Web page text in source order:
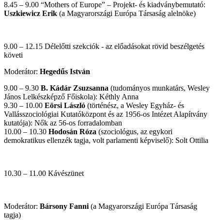
8.45 – 9.00 “Mothers of Europe” – Projekt- és kiadványbemutató:
Uszkiewicz Erik (a Magyarországi Európa Társaság alelnöke)
9.00 – 12.15 Délelőtti szekciók - az előadásokat rövid beszélgetés
követi
Moderátor: Hegedűs István
9.00 – 9.30 B. Kádár Zsuzsanna (tudományos munkatárs, Wesley
János Lelkészképző Főiskola): Kéthly Anna
9.30 – 10.00 Eörsi László (történész, a Wesley Egyház- és
Vallásszociológiai Kutatóközpont és az 1956-os Intézet Alapítvány
kutatója): Nők az 56-os forradalomban
10.00 – 10.30 Hodosán Róza (szociológus, az egykori
demokratikus ellenzék tagja, volt parlamenti képviselő): Solt Ottilia
10.30 – 11.00 Kávészünet
Moderátor: Bársony Fanni (a Magyarországi Európa Társaság
tagja)